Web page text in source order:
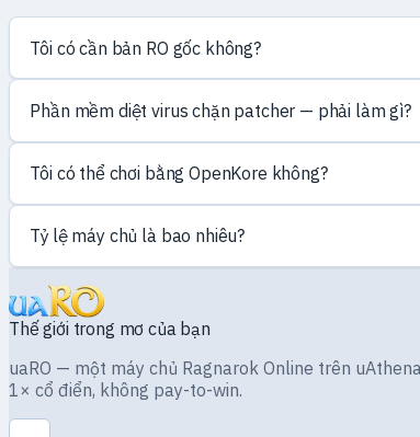
Tôi có cần bản RO gốc không?
Phần mềm diệt virus chặn patcher — phải làm gì?
Tôi có thể chơi bằng OpenKore không?
Tỷ lệ máy chủ là bao nhiêu?
Thế giới trong mơ của bạn
uaRO — một máy chủ Ragnarok Online trên
1× cổ điển, không pay-to-win.